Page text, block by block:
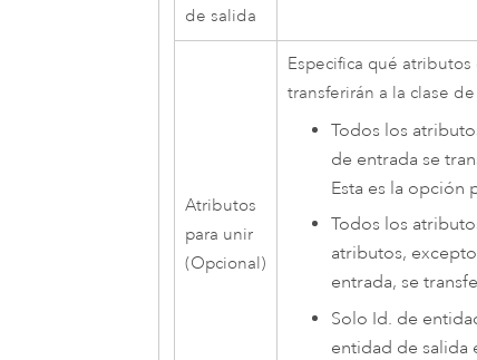
de salida
Atributos
para unir
(Opcional)
Especifica qué
transferirán a la clase
Todos los
de entrada se
Esta es la opción
Todos los
atributos,
entrada, se
Solo Id. de
entidad de salida